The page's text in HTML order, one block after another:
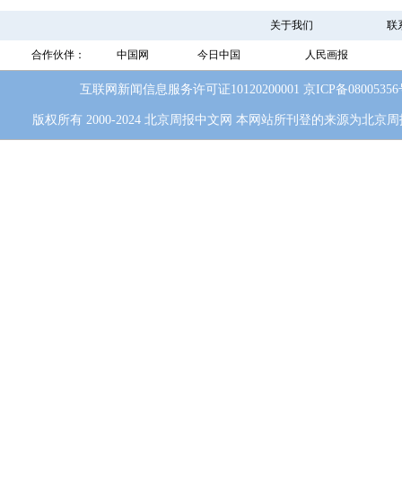
关于我们 联
合作伙伴： 中国网 今日中国 人民画报
互联网新闻信息服务许可证10120200001 京ICP备08005356
版权所有 2000-2024 北京周报中文网 本网站所刊登的来源为北京